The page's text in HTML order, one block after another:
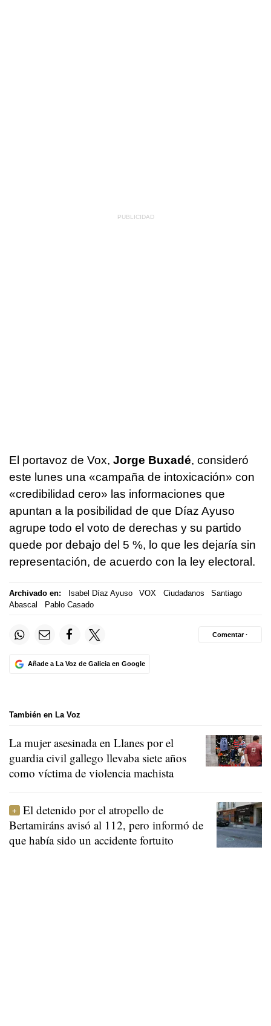
El portavoz de Vox, Jorge Buxadé, consideró
este lunes una «campaña de intoxicación» con
«credibilidad cero» las informaciones que
apuntan a la posibilidad de que Díaz Ayuso
agrupe todo el voto de derechas y su partido
quede por debajo del 5 %, lo que les dejaría sin
representación, de acuerdo con la ley electoral.
Archivado en: Isabel Díaz Ayuso VOX Ciudadanos
Santiago
Abascal
Pablo Casado
Añade a La Voz de Galicia en Google
Comentar ·
También en La Voz
La mujer asesinada en Llanes por el
guardia civil gallego llevaba siete años
como víctima de violencia machista
El detenido por el atropello de
Bertamiráns avisó al 112, pero informó de
que había sido un accidente fortuito